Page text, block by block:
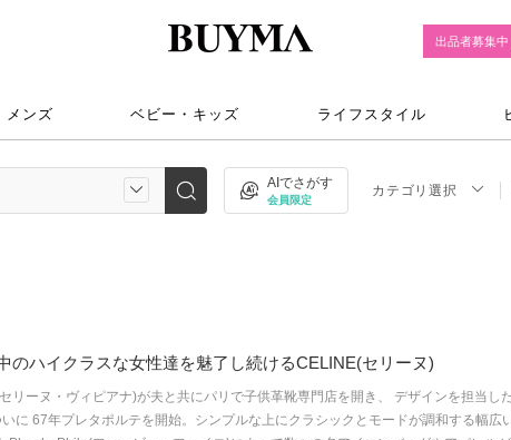
出品者募集中
メンズ ベビー・キッズ ライフスタイル
AIでさがす
会員限定
カテゴリ選択
のハイクラスな女性達を魅了し続けるCELINE(セリーヌ)
ーヌ・ヴィピアナ)が夫と共にパリで子供革靴専門店を開き、 デザインを担当し
に 67年プレタポルテを開始。シンプルな上にクラシックとモードが調和する幅広